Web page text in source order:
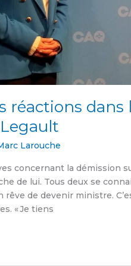
réactions
Larouche
concernant la démission
de lui. Tous deux se
rêve de devenir ministre.
« Je tiens